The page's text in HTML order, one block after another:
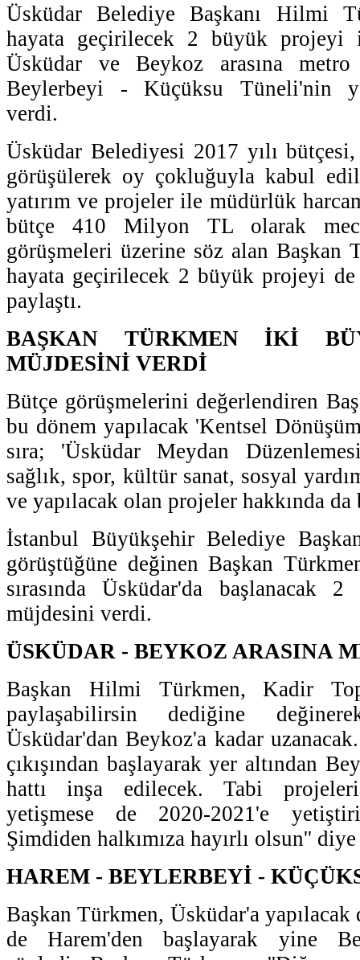
Üsküdar Belediye Başkanı Hilmi
hayata geçirilecek 2 büyük projeyi
Üsküdar ve Beykoz arasına
Beylerbeyi - Küçüksu Tüneli'nin
verdi.
Üsküdar Belediyesi 2017 yılı
görüşülerek oy çokluğuyla kabul
yatırım ve projeler ile müdürlük
bütçe 410 Milyon TL olarak
görüşmeleri üzerine söz alan Başkan
hayata geçirilecek 2 büyük projeyi
paylaştı.
BAŞKAN TÜRKMEN İKİ
MÜJDESİNİ VERDİ
Bütçe görüşmelerini değerlendiren
bu dönem yapılacak 'Kentsel
sıra; 'Üsküdar Meydan
sağlık, spor, kültür sanat, sosyal
ve yapılacak olan projeler hakkında
İstanbul Büyükşehir Belediye
görüştüğüne değinen Başkan
sırasında Üsküdar'da başlanacak
müjdesini verdi.
ÜSKÜDAR - BEYKOZ ARASINA
Başkan Hilmi Türkmen, Kadir
paylaşabilirsin dediğine
Üsküdar'dan Beykoz'a kadar
çıkışından başlayarak yer altından
hattı inşa edilecek. Tabi
yetişmese de 2020-2021'e
Şimdiden halkımıza hayırlı olsun''
HAREM - BEYLERBEYİ -
Başkan Türkmen, Üsküdar'a
de Harem'den başlayarak yine